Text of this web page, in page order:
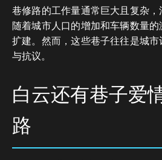
巷修路的工作量通常巨大且复杂
随着城市人口的增加和车辆数量
扩建。然而，这些巷子往往是城
与抗议。
白云还有巷子爱
路